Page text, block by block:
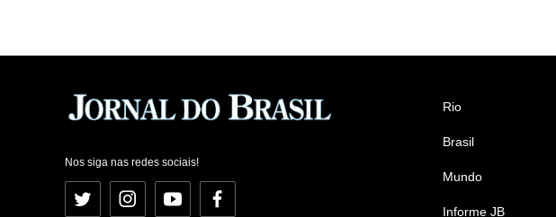
Nos siga nas redes sociais!
Twitter InstagramYouTubeFacebook
Rio
Brasil
Mundo
Informe JB